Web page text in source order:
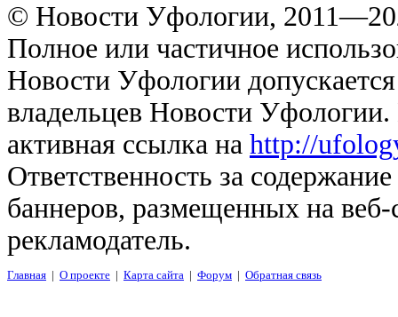
© Новости Уфологии,
Полное или частичное
Новости Уфологии
владельцев Новости
активная ссылка на http://
Ответственность за
баннеров, размещенных на
рекламодатель.
Главная | О проекте | Карта сайта | Форум | Обратная связь